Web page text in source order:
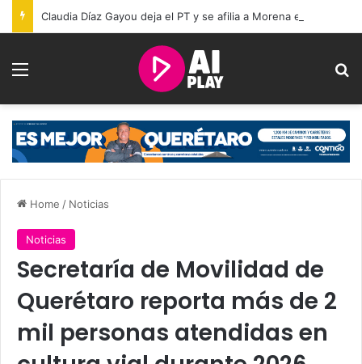
Menu
Home / Noticias
Noticias
Secretaría de Movilidad de
Querétaro reporta más de 2
mil personas atendidas en